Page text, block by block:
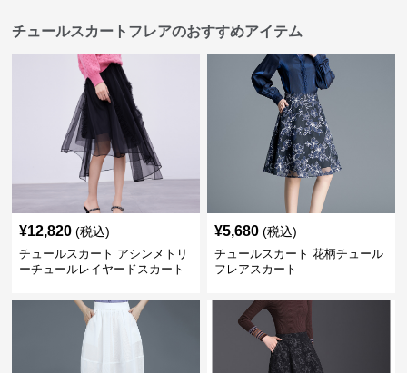
チュールスカートフレアのおすすめアイテム
¥12,820 (税込)
チュールスカート アシンメトリ
ーチュールレイヤードスカート
¥5,680 (税込)
チュールスカート 花柄チュール
フレアスカート